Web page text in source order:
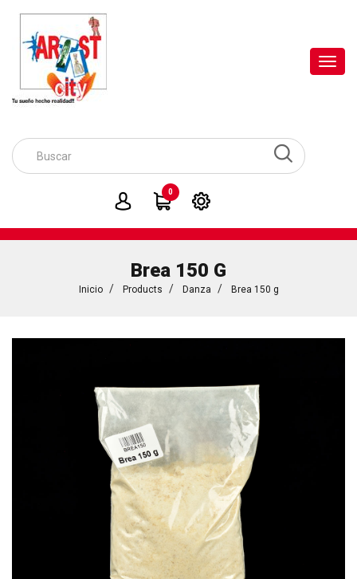
0
Brea 150 G
Inicio Products Danza Brea 150 g